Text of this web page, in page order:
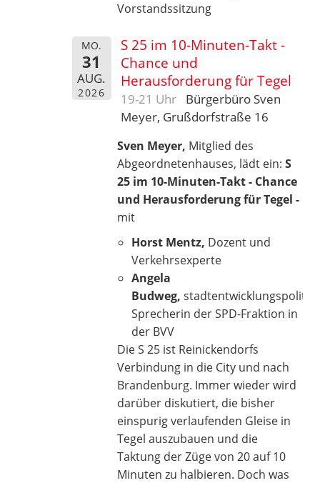
Vorstandssitzung
MO.
31
AUG.
2026
S 25 im 10-Minuten-Takt -
Chance und
Herausforderung für Tegel
19-21 Uhr
Bürgerbüro Sven
Meyer, Grußdorfstraße 16
Sven Meyer, Mitglied des
Abgeordnetenhauses, lädt ein:S
25 im 10-Minuten-Takt - Chance
und Herausforderung für Tegel -
mit
Horst Mentz, Dozent und
Verkehrsexperte
Angela
Budweg,
Sprecherin der SPD-Fraktion in
der BVV
Die S 25 ist Reinickendorfs
Verbindung in die City und nach
Brandenburg. Immer wieder wird
darüber diskutiert, die bisher
einspurig verlaufenden Gleise in
Tegel auszubauen und die
Taktung der Züge von 20 auf 10
Minuten zu halbieren. Doch was